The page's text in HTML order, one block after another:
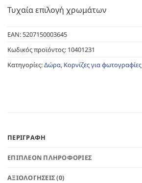
Τυχαία επιλογή χρωμάτων
EAN:5207150003645
Κωδικός προϊόντος: 10401231
Κατηγορίες:Δώρα, Κορνίζες για φωτογραφίες
ΠΕΡΙΓΡΑΦΉ
ΕΠΙΠΛΈΟΝ ΠΛΗΡΟΦΟΡΊΕΣ
ΑΞΙΟΛΟΓΉΣΕΙΣ (0)